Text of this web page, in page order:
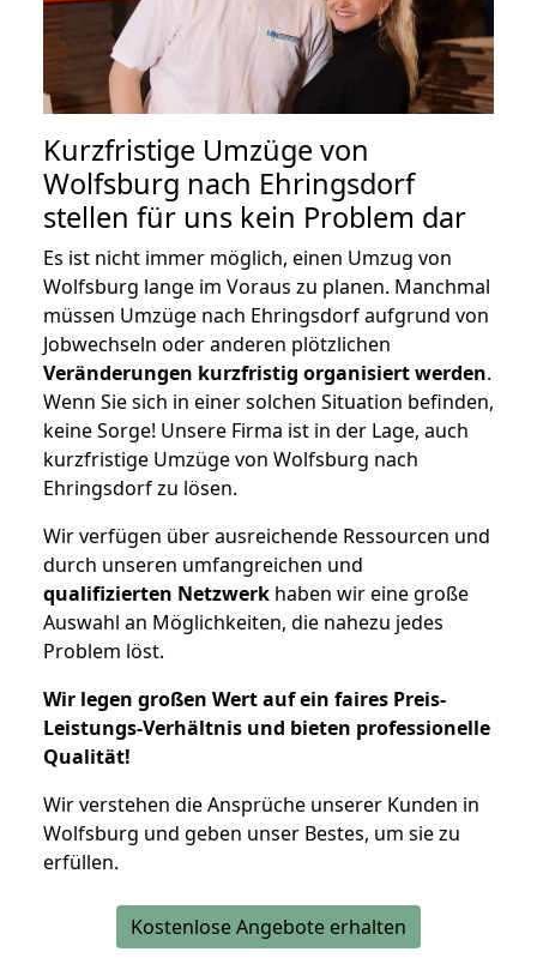
Kurzfristige Umzüge von
Wolfsburg nach Ehringsdorf
stellen für uns kein Problem dar
Es ist nicht immer möglich, einen Umzug von
Wolfsburg lange im Voraus zu planen. Manchmal
müssen Umzüge nach Ehringsdorf aufgrund von
Jobwechseln oder anderen plötzlichen
Veränderungen kurzfristig organisiert werden.
Wenn Sie sich in einer solchen Situation befinden,
keine Sorge! Unsere Firma ist in der Lage, auch
kurzfristige Umzüge von Wolfsburg nach
Ehringsdorf zu lösen.
Wir verfügen über ausreichende Ressourcen und
durch unseren umfangreichen und
qualifizierten Netzwerk haben wir eine große
Auswahl an Möglichkeiten, die nahezu jedes
Problem löst.
Wir legen großen Wert auf ein faires Preis-
Leistungs-Verhältnis und bieten professionelle
Qualität!
Wir verstehen die Ansprüche unserer Kunden in
Wolfsburg und geben unser Bestes, um sie zu
erfüllen.
Kostenlose Angebote erhalten